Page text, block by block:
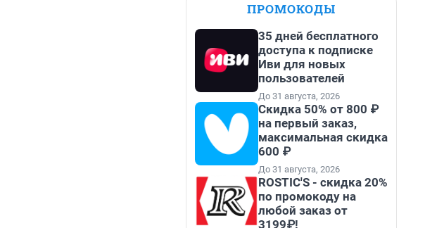
ПРОМОКОДЫ
35 дней бесплатного
доступа к подписке
Иви для новых
пользователей
До 31 августа, 2026
Скидка 50% от 800 ₽
на первый заказ,
максимальная скидка
600 ₽
До 31 августа, 2026
ROSTIC'S - скидка 20%
по промокоду на
любой заказ от
3199₽!